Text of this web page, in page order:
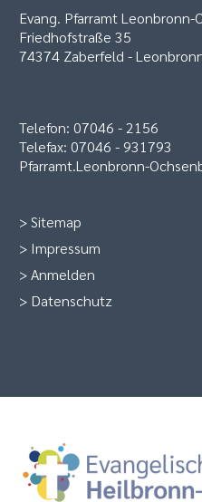
Evang. Pfarramt Leonbronn-
Friedhofstraße 35
74374 Zaberfeld -
Telefon: 07046 - 2156
Telefax: 07046 - 931793
Pfarramt.Leonbronn-
>Sitemap
> Impressum
>Anmelden
> Datenschutz